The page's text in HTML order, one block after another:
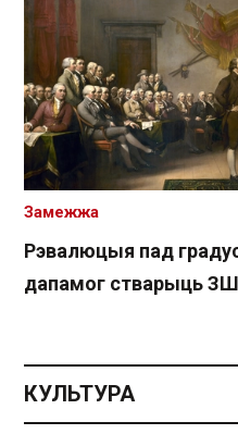
Рэвалюцыя пад
дапамог стварыць
Замежжа
КУЛЬТУРА